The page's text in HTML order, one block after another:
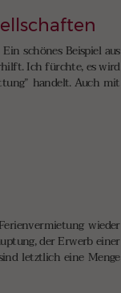
schönes Beispiel aus
Ich fürchte, es wird
handelt. Auch mit
wieder
der Erwerb einer
letztlich eine Menge